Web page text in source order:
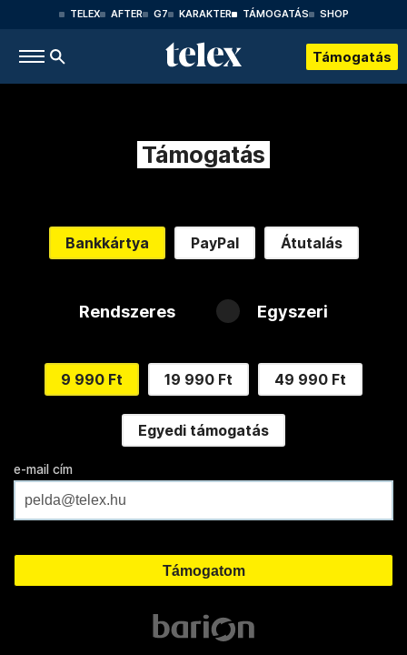
TELEX AFTER G7 KARAKTER TÁMOGATÁS SHOP
Támogatás
Támogatás
Bankkártya PayPal Átutalás
Rendszeres Egyszeri
9 990 Ft 19 990 Ft 49 990 Ft
Egyedi támogatás
e-mail cím